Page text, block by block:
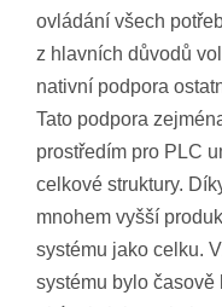
ovládání všech
z hlavních důvodů
nativní podpora
Tato podpora
prostředím pro PLC
celkové struktury.
mnohem vyšší
systému jako celku.
systému bylo časově